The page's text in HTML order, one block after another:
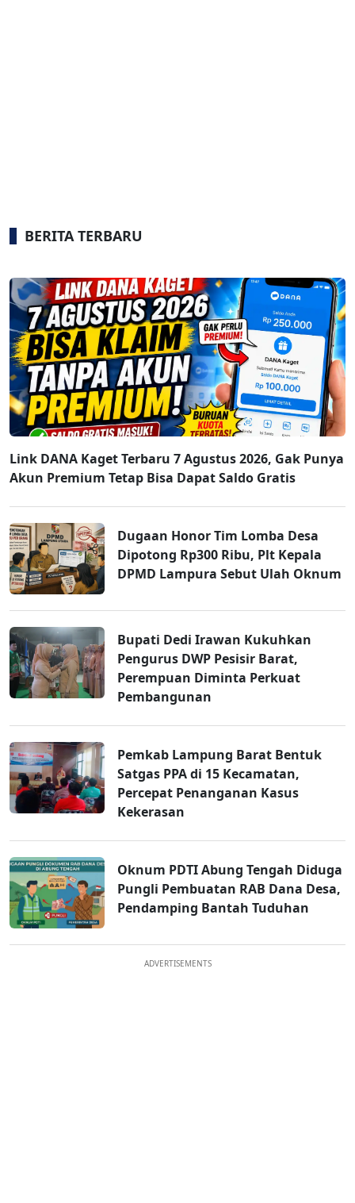
BERITA TERBARU
Link DANA Kaget Terbaru 7 Agustus 2026, Gak Punya
Akun Premium Tetap Bisa Dapat Saldo Gratis
Dugaan Honor Tim Lomba Desa
Dipotong Rp300 Ribu, Plt Kepala
DPMD Lampura Sebut Ulah Oknum
Bupati Dedi Irawan Kukuhkan
Pengurus DWP Pesisir Barat,
Perempuan Diminta Perkuat
Pembangunan
Pemkab Lampung Barat Bentuk
Satgas PPA di 15 Kecamatan,
Percepat Penanganan Kasus
Kekerasan
Oknum PDTI Abung Tengah Diduga
Pungli Pembuatan RAB Dana Desa,
Pendamping Bantah Tuduhan
ADVERTISEMENTS